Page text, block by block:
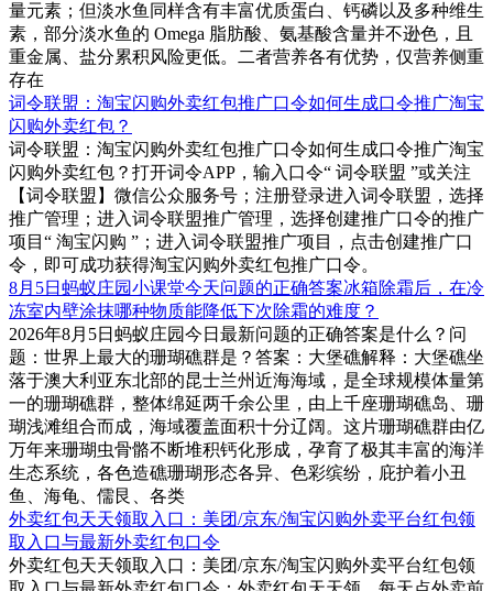
量元素；但淡水鱼同样含有丰富优质蛋白、钙磷以及多种维生
素，部分淡水鱼的 Omega 脂肪酸、氨基酸含量并不逊色，且
重金属、盐分累积风险更低。二者营养各有优势，仅营养侧重
存在
词令联盟：淘宝闪购外卖红包推广口令如何生成口令推广淘宝
闪购外卖红包？
词令联盟：淘宝闪购外卖红包推广口令如何生成口令推广淘宝
闪购外卖红包？打开词令APP，输入口令“ 词令联盟 ”或关注
【词令联盟】微信公众服务号；注册登录进入词令联盟，选择
推广管理；进入词令联盟推广管理，选择创建推广口令的推广
项目“ 淘宝闪购 ”；进入词令联盟推广项目，点击创建推广口
令，即可成功获得淘宝闪购外卖红包推广口令。
8月5日蚂蚁庄园小课堂今天问题的正确答案冰箱除霜后，在冷
冻室内壁涂抹哪种物质能降低下次除霜的难度？
2026年8月5日蚂蚁庄园今日最新问题的正确答案是什么？问
题：世界上最大的珊瑚礁群是？答案：大堡礁解释：大堡礁坐
落于澳大利亚东北部的昆士兰州近海海域，是全球规模体量第
一的珊瑚礁群，整体绵延两千余公里，由上千座珊瑚礁岛、珊
瑚浅滩组合而成，海域覆盖面积十分辽阔。这片珊瑚礁群由亿
万年来珊瑚虫骨骼不断堆积钙化形成，孕育了极其丰富的海洋
生态系统，各色造礁珊瑚形态各异、色彩缤纷，庇护着小丑
鱼、海龟、儒艮、各类
外卖红包天天领取入口：美团/京东/淘宝闪购外卖平台红包领
取入口与最新外卖红包口令
外卖红包天天领取入口：美团/京东/淘宝闪购外卖平台红包领